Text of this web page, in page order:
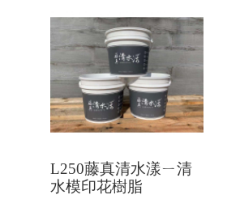
L250藤真清水漾ㄧ清
水模印花樹脂